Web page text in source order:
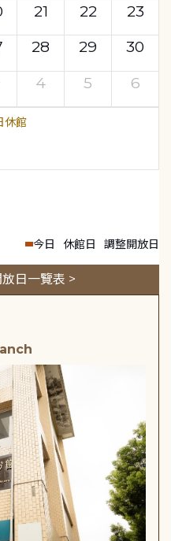
21 22
23
28 29
30
4 5 6
休館
今日 休館日 調整開放日
日一覽表 >